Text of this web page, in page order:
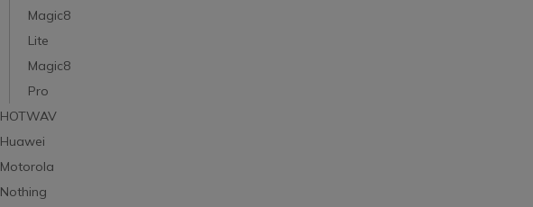
Magic8
Lite
Magic8
Pro
HOTWAV
Huawei
Motorola
Nothing